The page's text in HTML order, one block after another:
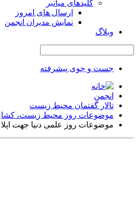
کلیدهای میانبر
ارسال های امروز
نمایش مدیران انجمن
وبلاگ
جست و جوی پیشرفته
انجمن
تالار گفتمان محیط زیست
موضوعات روز محیط زیست،
موضوعات روز علمی دنیا جهت